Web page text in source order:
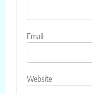
Email
Website